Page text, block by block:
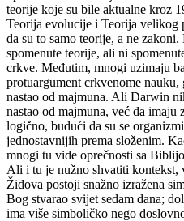
teorije koje su bile aktualne kroz
Teorija evolucije i Teorija velikog
da su to samo teorije, a ne
spomenute teorije, ali ni
crkve. Međutim, mnogi uzimaju
protuargument crkvenome
nastao od majmuna. Ali Darwin
nastao od majmuna, već da imaju
logično, budući da su se
jednostavnijih prema složenim.
mnogi tu vide oprečnosti sa
Ali i tu je nužno shvatiti kontekst,
Židova postoji snažno izražena
Bog stvarao svijet sedam dana;
ima više simboličko nego